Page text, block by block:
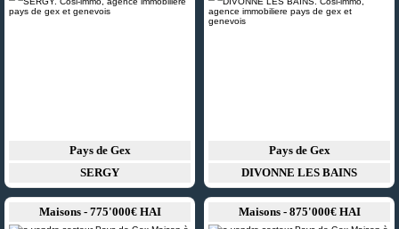
Pays de Gex
SERGY
Pays de Gex
DIVONNE LES BAINS
Maisons - 775'000€ HAI Maisons - 875'000€ HAI